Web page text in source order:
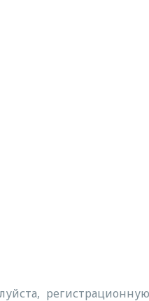
регистрационную